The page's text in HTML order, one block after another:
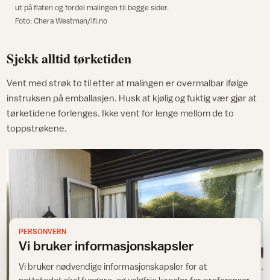
ut på flaten og fordel malingen til begge sider.
Foto: Chera Westman/ifi.no
Sjekk alltid tørketiden
Vent med strøk to til etter at malingen er overmalbar ifølge
instruksen på emballasjen. Husk at kjølig og fuktig vær gjør at
tørketidene forlenges. Ikke vent for lenge mellom de to
toppstrøkene.
PERSONVERN
Vi bruker informasjonskapsler
Vi bruker nødvendige informasjonskapsler for at